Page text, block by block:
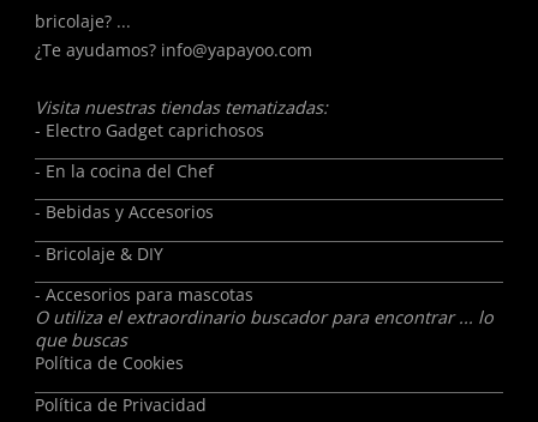
bricolaje? ...
¿Te ayudamos? info@yapayoo.com
Visita nuestras tiendas tematizadas:
- Electro Gadget caprichosos
- En la cocina del Chef
- Bebidas y Accesorios
- Bricolaje & DIY
- Accesorios para mascotas
O utiliza el extraordinario buscador para encontrar ... lo
que buscas
Política de Cookies
Política de Privacidad